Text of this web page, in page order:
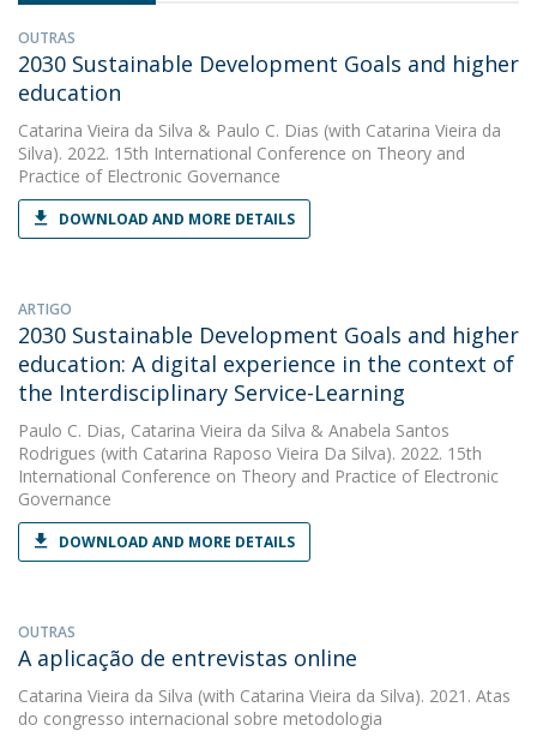
OUTRAS
2030 Sustainable Development Goals and higher
education
Catarina Vieira da Silva & Paulo C. Dias (with Catarina Vieira da
Silva). 2022. 15th International Conference on Theory and
Practice of Electronic Governance
DOWNLOAD AND MORE DETAILS
ARTIGO
2030 Sustainable Development Goals and higher
education: A digital experience in the context of
the Interdisciplinary Service-Learning
Paulo C. Dias, Catarina Vieira da Silva & Anabela Santos
Rodrigues (with Catarina Raposo Vieira Da Silva). 2022. 15th
International Conference on Theory and Practice of Electronic
Governance
DOWNLOAD AND MORE DETAILS
OUTRAS
A aplicação de entrevistas online
Catarina Vieira da Silva (with Catarina Vieira da Silva). 2021. Atas
do congresso internacional sobre metodologia